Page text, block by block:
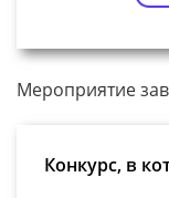
Мероприятие
Конкурс, в